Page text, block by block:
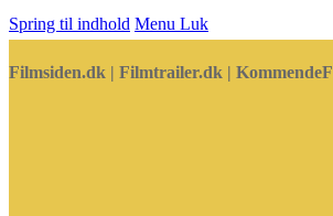
Spring til indhold Menu Luk
Filmsiden.dk | Filmtrailer.dk |